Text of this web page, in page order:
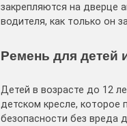
закрепляются на дверце
водителя, как только он
Ремень для детей
Детей в возрасте до 12
детском кресле, которое
безопасности без вреда